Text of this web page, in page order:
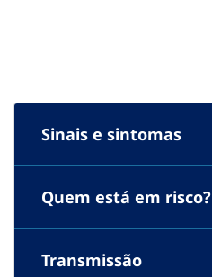
Sinais e sintomas
Quem está em risco?
Transmissão